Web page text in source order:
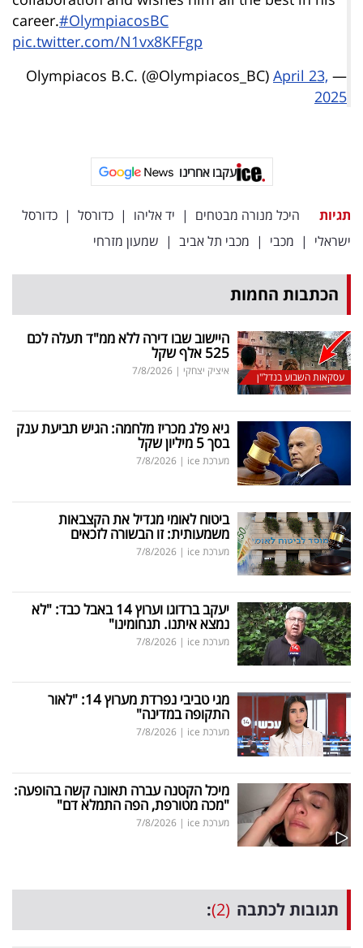
career.#OlympiacosBC
pic.twitter.com/N1vx8KFFgp
— Olympiacos B.C. (@Olympiacos_BC)
April 23,
2025
עקבו אחרינו
תגיות היכל מנורה מבטחים | יד אליהו | כדורסל | כדורסל
ישראלי | מכבי | מכבי תל אביב | שמעון מזרחי
הכתבות החמות
עסקאות השבוע בנדל"ן
היישוב שבו דירה ללא ממ"ד תעלה לכם
525 אלף שקל
איציק יצחקי |
7/8/2026
גיא פלג מכריז מלחמה: הגיש תביעת ענק
בסך 5 מיליון שקל
מערכת ice |
7/8/2026
ביטוח לאומי מגדיל את הקצבאות
משמעותית: זו הבשורה לזכאים
מערכת ice |
7/8/2026
יעקב ברדוגו וערוץ 14 באבל כבד: "לא
נמצא איתנו. תנחומינו"
מערכת ice |
7/8/2026
מגי טביבי נפרדת מערוץ 14: "לאור
התקופה במדינה"
מערכת ice |
7/8/2026
מיכל הקטנה עברה תאונה קשה בהופעה:
"מכה מטורפת, הפה התמלא דם"
מערכת ice |
7/8/2026
תגובות לכתבה (2)
: